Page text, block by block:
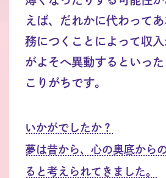
えば、だれかに代わって
務につくことによって収
がよそへ異動するといっ
こりがちです。
いかがでしたか？
夢は昔から、心の奥底から
ると考えられてきました。